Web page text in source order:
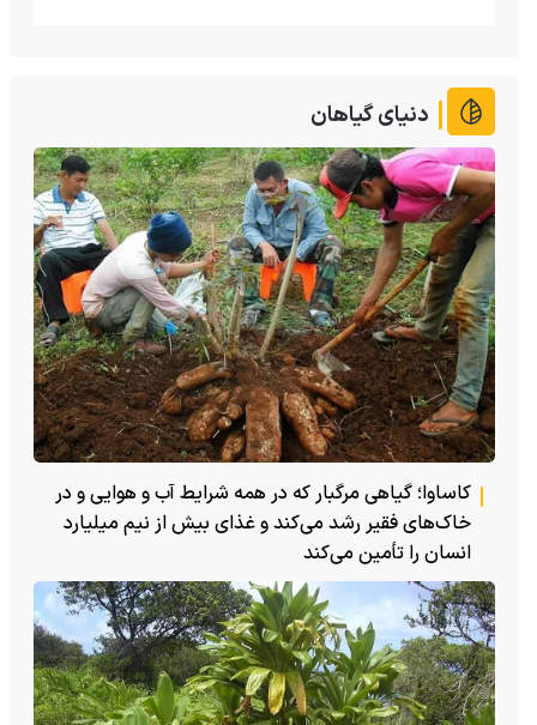
دنیای گیاهان
کاساوا؛ گیاهی مرگبار که در همه شرایط آب و هوایی و در
خاک‌های فقیر رشد می‌کند و غذای بیش از نیم میلیارد
انسان را تأمین می‌کند